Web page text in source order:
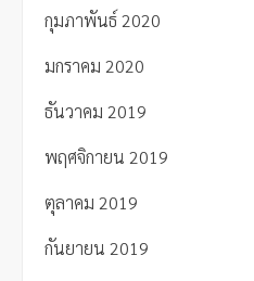
กุมภาพันธ์ 2020
มกราคม 2020
ธันวาคม 2019
พฤศจิกายน 2019
ตุลาคม 2019
กันยายน 2019